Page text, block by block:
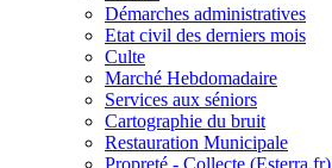
Démarches administratives
Etat civil des derniers mois
Culte
Marché Hebdomadaire
Services aux séniors
Cartographie du bruit
Restauration Municipale
Propreté - Collecte (Esterra.fr)